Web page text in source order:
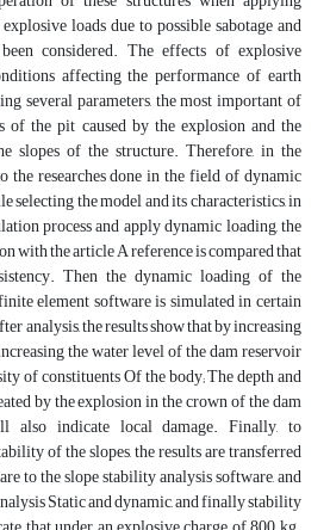
loads due to possible sabotage and
considered. The effects of explosive
affecting the performance of earth
several parameters, the most important of
of the pit caused by the explosion and the
slopes of the structure. Therefore, in the
the researches done in the field of dynamic
selecting the model and its characteristics, in
process and apply dynamic loading, the
with the article A reference is compared that
Then the dynamic loading of the
element software is simulated in certain
analysis, the results show that by increasing
the water level of the dam reservoir
of constituents Of the body; The depth and
by the explosion in the crown of the dam
also indicate local damage. Finally, to
of the slopes, the results are transferred
to the slope stability analysis software, and
Static and dynamic, and finally stability